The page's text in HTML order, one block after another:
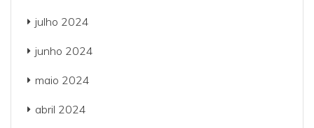
julho 2024
junho 2024
maio 2024
abril 2024